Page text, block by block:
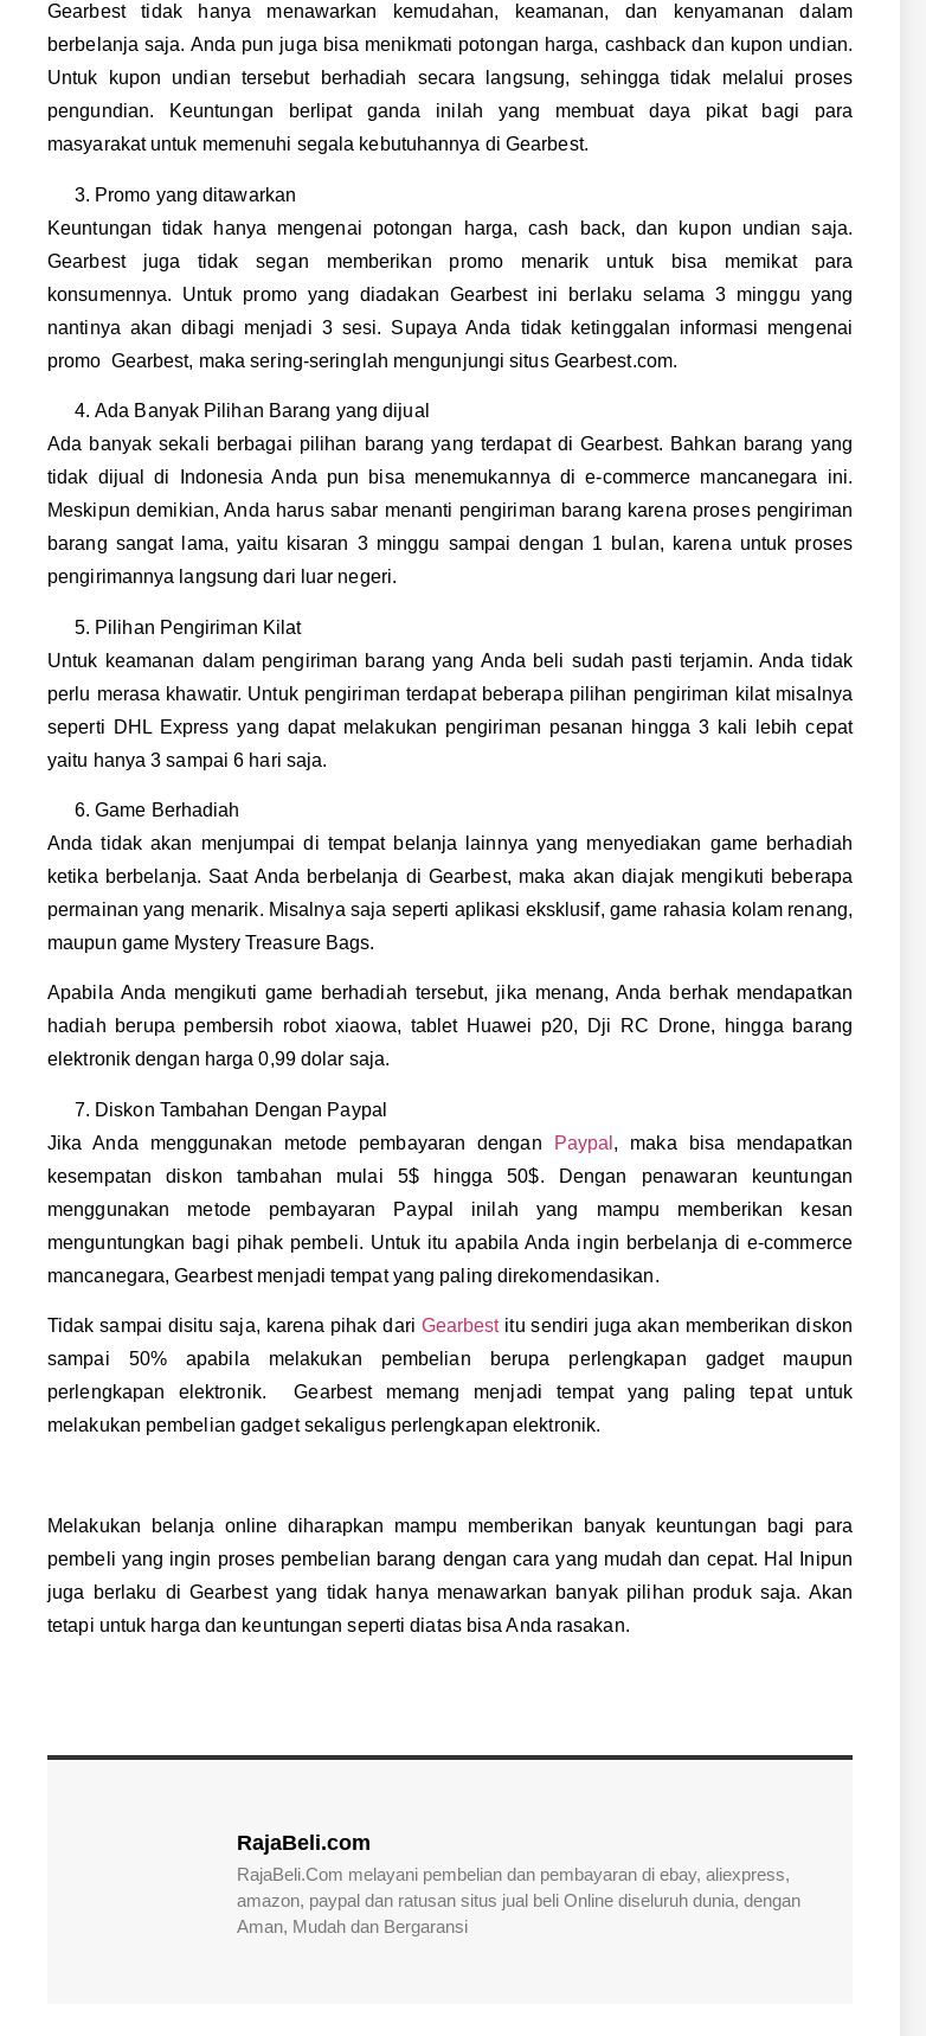
Gearbest tidak hanya menawarkan kemudahan, keamanan, dan kenyamanan dalam
berbelanja saja. Anda pun juga bisa menikmati potongan harga, cashback dan kupon undian.
Untuk kupon undian tersebut berhadiah secara langsung, sehingga tidak melalui proses
pengundian. Keuntungan berlipat ganda inilah yang membuat daya pikat bagi para
masyarakat untuk memenuhi segala kebutuhannya di Gearbest.
Promo yang ditawarkan
Keuntungan tidak hanya mengenai potongan harga, cash back, dan kupon undian saja.
Gearbest juga tidak segan memberikan promo menarik untuk bisa memikat para
konsumennya. Untuk promo yang diadakan Gearbest ini berlaku selama 3 minggu yang
nantinya akan dibagi menjadi 3 sesi. Supaya Anda tidak ketinggalan informasi mengenai
promo Gearbest, maka sering-seringlah mengunjungi situs Gearbest.com.
Ada Banyak Pilihan Barang yang dijual
Ada banyak sekali berbagai pilihan barang yang terdapat di Gearbest. Bahkan barang yang
tidak dijual di Indonesia Anda pun bisa menemukannya di e-commerce mancanegara ini.
Meskipun demikian, Anda harus sabar menanti pengiriman barang karena proses pengiriman
barang sangat lama, yaitu kisaran 3 minggu sampai dengan 1 bulan, karena untuk proses
pengirimannya langsung dari luar negeri.
Pilihan Pengiriman Kilat
Untuk keamanan dalam pengiriman barang yang Anda beli sudah pasti terjamin. Anda tidak
perlu merasa khawatir. Untuk pengiriman terdapat beberapa pilihan pengiriman kilat misalnya
seperti DHL Express yang dapat melakukan pengiriman pesanan hingga 3 kali lebih cepat
yaitu hanya 3 sampai 6 hari saja.
Game Berhadiah
Anda tidak akan menjumpai di tempat belanja lainnya yang menyediakan game berhadiah
ketika berbelanja. Saat Anda berbelanja di Gearbest, maka akan diajak mengikuti beberapa
permainan yang menarik. Misalnya saja seperti aplikasi eksklusif, game rahasia kolam renang,
maupun game Mystery Treasure Bags.
Apabila Anda mengikuti game berhadiah tersebut, jika menang, Anda berhak mendapatkan
hadiah berupa pembersih robot xiaowa, tablet Huawei p20, Dji RC Drone, hingga barang
elektronik dengan harga 0,99 dolar saja.
Diskon Tambahan Dengan Paypal
Jika Anda menggunakan metode pembayaran dengan
Paypal , maka bisa mendapatkan
kesempatan diskon tambahan mulai 5$ hingga 50$. Dengan penawaran keuntungan
menggunakan metode pembayaran Paypal inilah yang mampu memberikan kesan
menguntungkan bagi pihak pembeli. Untuk itu apabila Anda ingin berbelanja di e-commerce
mancanegara, Gearbest menjadi tempat yang paling direkomendasikan.
Tidak sampai disitu saja, karena pihak dari Gearbestitu sendiri juga akan memberikan diskon
sampai 50% apabila melakukan pembelian berupa perlengkapan gadget maupun
perlengkapan elektronik. Gearbest memang menjadi tempat yang paling tepat untuk
melakukan pembelian gadget sekaligus perlengkapan elektronik.
Melakukan belanja online diharapkan mampu memberikan banyak keuntungan bagi para
pembeli yang ingin proses pembelian barang dengan cara yang mudah dan cepat. Hal Inipun
juga berlaku di Gearbest yang tidak hanya menawarkan banyak pilihan produk saja. Akan
tetapi untuk harga dan keuntungan seperti diatas bisa Anda rasakan.
RajaBeli.com
RajaBeli.Com melayani pembelian dan pembayaran di ebay, aliexpress,
amazon, paypal dan ratusan situs jual beli Online diseluruh dunia, dengan
Aman, Mudah dan Bergaransi